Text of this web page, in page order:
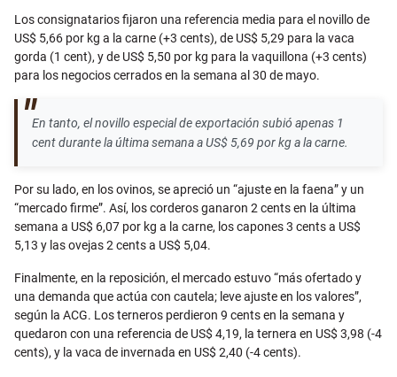
Los consignatarios fijaron una referencia media para el novillo de
US$ 5,66 por kg a la carne (+3 cents), de US$ 5,29 para la vaca
gorda (1 cent), y de US$ 5,50 por kg para la vaquillona (+3 cents)
para los negocios cerrados en la semana al 30 de mayo.
En tanto, el novillo especial de exportación subió apenas 1
cent durante la última semana a US$ 5,69 por kg a la carne.
Por su lado, en los ovinos, se apreció un “ajuste en la faena” y un
“mercado firme”. Así, los corderos ganaron 2 cents en la última
semana a US$ 6,07 por kg a la carne, los capones 3 cents a US$
5,13 y las ovejas 2 cents a US$ 5,04.
Finalmente, en la reposición, el mercado estuvo “más ofertado y
una demanda que actúa con cautela; leve ajuste en los valores”,
según la ACG. Los terneros perdieron 9 cents en la semana y
quedaron con una referencia de US$ 4,19, la ternera en US$ 3,98 (-4
cents), y la vaca de invernada en US$ 2,40 (-4 cents).